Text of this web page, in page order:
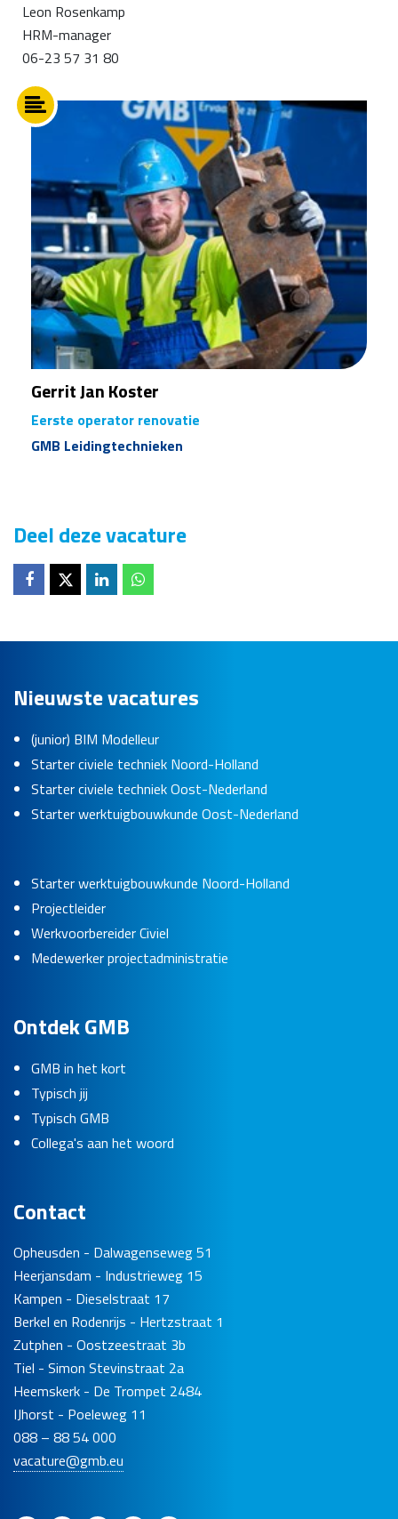
Leon Rosenkamp
HRM-manager
06-23 57 31 80
Gerrit Jan Koster
Eerste operator renovatie
GMB Leidingtechnieken
Deel deze vacature
Deel op Deel op Deel op Deel op
Nieuwste vacatures
(junior) BIM Modelleur
Starter civiele techniek Noord-Holland
Starter civiele techniek Oost-Nederland
Starter werktuigbouwkunde Oost-Nederland
Starter werktuigbouwkunde Noord-Holland
Projectleider
Werkvoorbereider Civiel
Medewerker projectadministratie
Ontdek GMB
GMB in het kort
Typisch jij
Typisch GMB
Collega's aan het woord
Contact
Opheusden - Dalwagenseweg 51
Heerjansdam - Industrieweg 15
Kampen - Dieselstraat 17
Berkel en Rodenrijs - Hertzstraat 1
Zutphen - Oostzeestraat 3b
Tiel - Simon Stevinstraat 2a
Heemskerk - De Trompet 2484
IJhorst - Poeleweg 11
088 – 88 54 000
vacature@gmb.eu